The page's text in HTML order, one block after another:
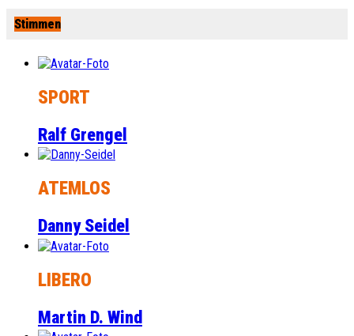
Stimmen
SPORT
Ralf Grengel
ATEMLOS
Danny Seidel
LIBERO
Martin D. Wind